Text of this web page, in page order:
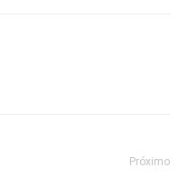
Próximo